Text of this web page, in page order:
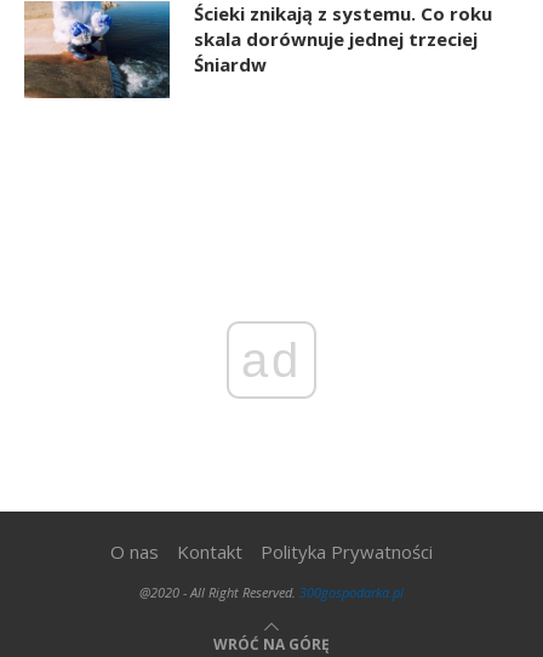
Ścieki znikają z systemu. Co roku
skala dorównuje jednej trzeciej
Śniardw
ad
O nas Kontakt Polityka Prywatności
@2020 - All Right Reserved. 300gospodarka.pl
WRÓĆ NA GÓRĘ